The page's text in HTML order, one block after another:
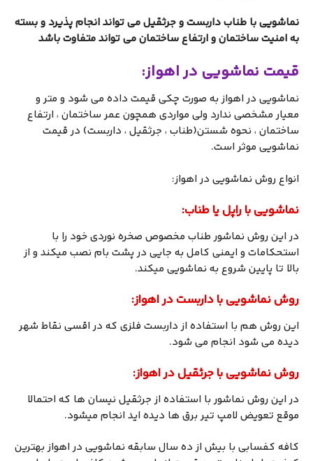
نماشویی با طناب داربست و جرثقیل می تواند انجام پذیرد و بسته
به امنیت ساختمان و ارتفاع ساختمان می تواند متفاوت باشد
قیمت نماشویی در اهواز:
نماشویی در اهواز به صورت چکی قیمت داده می شود و متر و
معیار مشخصی ندارد ولی مواردی همچون عمر ساختمان ، ارتفاع
ساختمان ، نحوه شستن(طناب ، جرثقیل ، داربست) در قیمت
نماشویی موثر است.
انواع روش نماشویی در اهواز:
نماشویی با راپل یا طناب:
در این روش نماشور طناب مخصوص صخره نوردی خود را با
استحکامات و ایمنی کامل به جایی در پشت بام نصب میکند و از
بالا تا پایین شروع به نماشویی میکند.
روش نماشویی با داربست در اهواز:
این روش هم با استفاده از داربست فلزی که در اقسی نقاط شهر
دیده می شود انجام می شود.
روش نماشویی با جرثقیل در اهواز:
در این روش نماشور با استفاده از جرثقیل نیسان ها که احتمالا
موقع تعویض لامپ تیر برق ها دیده اید انجام میشود.
کافه کفسابی با بیش از ده سال سابقه نماشویی در اهواز بهترین